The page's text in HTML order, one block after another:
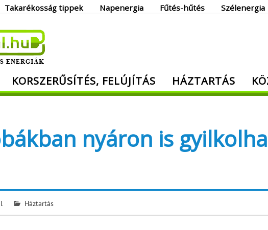
Takarékosság tippek Napenergia Fűtés-hűtés Szélenergia
energiák. Minden, ami energia!
KORSZERŰSÍTÉS, FELÚJÍTÁS HÁZTARTÁS
nyáron is
Háztartás